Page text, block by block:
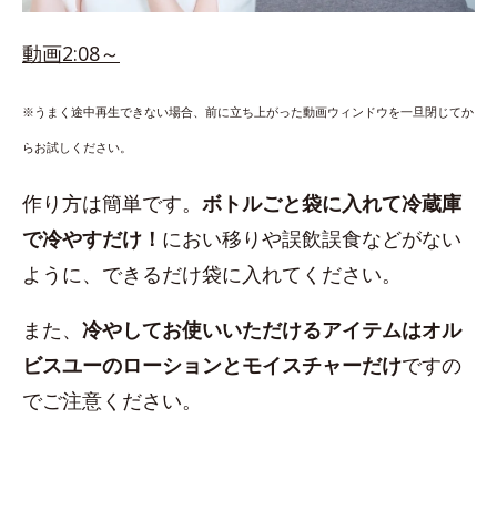
動画2:08～
※うまく途中再生できない場合、前に立ち上がった動画ウィンドウを一旦閉じてか
らお試しください。
作り方は簡単です。 ボトルごと袋に入れて冷蔵庫
で冷やすだけ！ におい移りや誤飲誤食などがない
ように、できるだけ袋に入れてください。
また、 冷やしてお使いいただけるアイテムはオル
ビスユーのローションとモイスチャーだけですの
でご注意ください。